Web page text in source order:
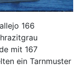
166
mit 167
ein Tarnmuster